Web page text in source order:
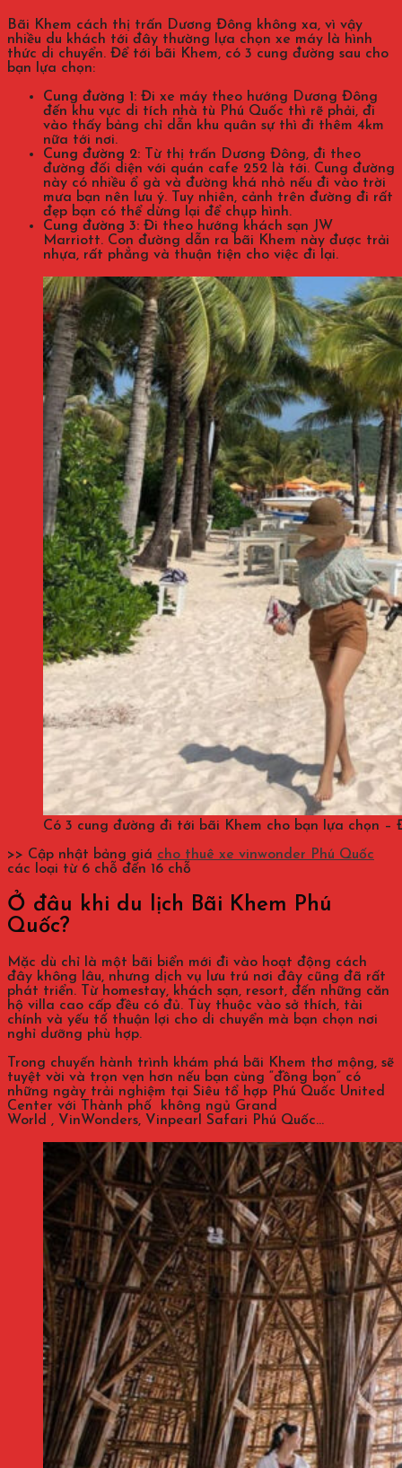
Bãi Khem cách thị trấn Dương Đông không xa, vì vậy
nhiều du khách tới đây thường lựa chọn xe máy là hình
thức di chuyển. Để tới bãi Khem, có 3 cung đường sau cho
bạn lựa chọn:
Cung đường 1: Đi xe máy theo hướng Dương Đông
đến khu vực di tích nhà tù Phú Quốc thì rẽ phải, đi
vào thấy bảng chỉ dẫn khu quân sự thì đi thêm 4km
nữa tới nơi.
Cung đường 2: Từ thị trấn Dương Đông, đi theo
đường đối diện với quán cafe 252 là tới. Cung đường
này có nhiều ổ gà và đường khá nhỏ nếu đi vào trời
mưa bạn nên lưu ý. Tuy nhiên, cảnh trên đường đi rất
đẹp bạn có thể dừng lại để chụp hình.
Cung đường 3: Đi theo hướng khách sạn JW
Marriott. Con đường dẫn ra bãi Khem này được trải
nhựa, rất phẳng và thuận tiện cho việc đi lại.
Có 3 cung đường đi tới bãi Khem cho bạn lựa chọn –
>> Cập nhật bảng giá cho thuê xe vinwonder Phú Quốc
các loại từ 6 chỗ đến 16 chỗ
Ở đâu khi du lịch Bãi Khem Phú
Quốc?
Mặc dù chỉ là một bãi biển mới đi vào hoạt động cách
đây không lâu, nhưng dịch vụ lưu trú nơi đây cũng đã rất
phát triển. Từ homestay, khách sạn, resort, đến những căn
hộ villa cao cấp đều có đủ. Tùy thuộc vào sở thích, tài
chính và yếu tố thuận lợi cho di chuyển mà bạn chọn nơi
nghỉ dưỡng phù hợp.
Trong chuyến hành trình khám phá bãi Khem thơ mộng, sẽ
tuyệt vời và trọn vẹn hơn nếu bạn cùng “đồng bọn” có
những ngày trải nghiệm tại Siêu tổ hợp Phú Quốc United
Center với Thành phố không ngủ Grand
World , VinWonders, Vinpearl Safari Phú Quốc…